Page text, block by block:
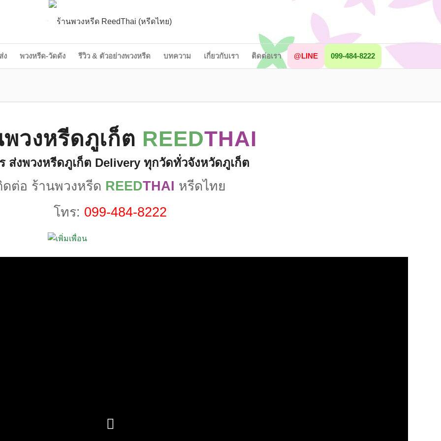
ง พวงหรีด-วัดดัง รีวิว & ตัวอย่างพวงหรีด บทความ เกี่ยวกับเรา ติดต่อเรา @LINE 099-484-8222
วงหรีดภูเก็ต REEDTHAI
ส่งพวงหรีดภูเก็ต Delivery ทุกวัดทั่วจังหวัดภูเก็ต
ต่อ ร้านพวงหรีด REEDTHAI หรีดไทย
โทร: 099-484-8222